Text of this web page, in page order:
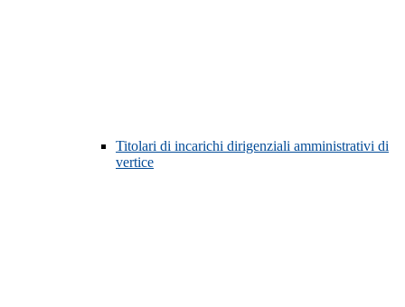
Titolari di incarichi dirigenziali amministrativi di
vertice